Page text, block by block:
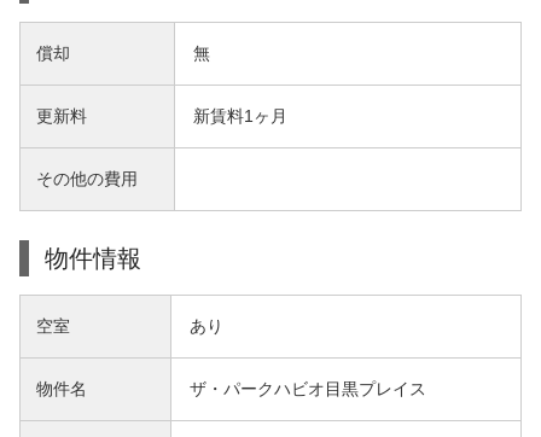
償却 無
更新料 新賃料1ヶ月
その他の費用
物件情報
空室 あり
物件名 ザ・パークハビオ目黒プレイス